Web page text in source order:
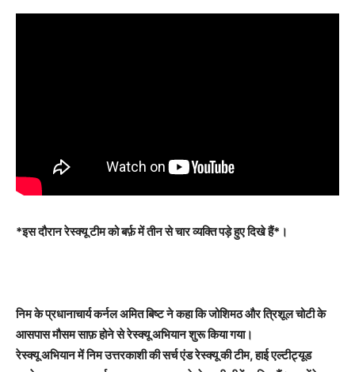
*इस दौरान रेस्‍क्‍यू टीम को बर्फ़ में तीन से चार व्यक्ति पड़े हुए दिखे हैं*।
निम के प्रधानाचार्य कर्नल अमित बिष्ट ने कहा कि जोशिमठ और त्रिशूल चोटी के
आसपास मौसम साफ़ होने से रेस्क्यू अभियान शुरू किया गया।
रेस्क्यू अभियान में निम उत्तरकाशी की सर्च एंड रेस्क्यू की टीम, हाई एल्टीट्यूड